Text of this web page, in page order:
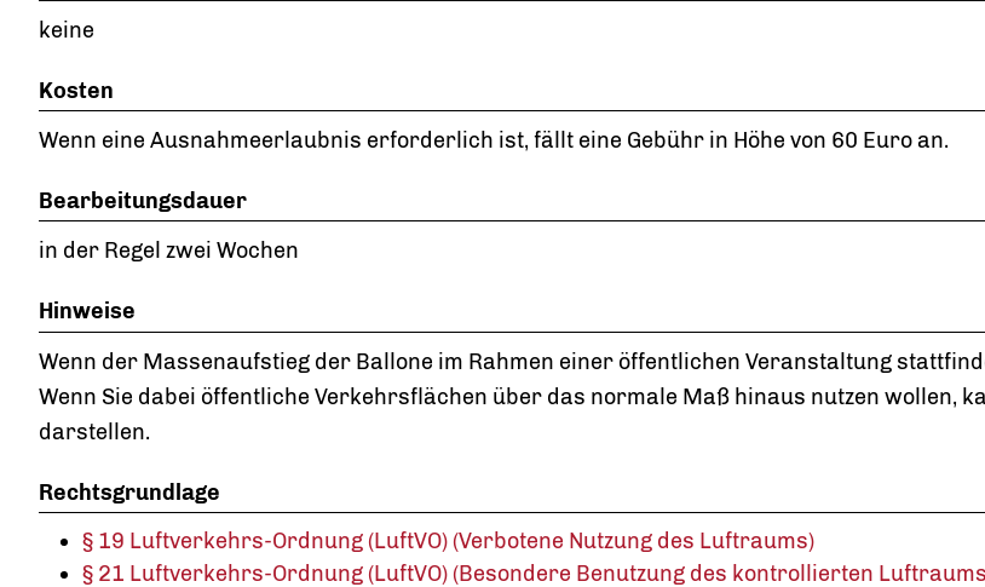
keine
Kosten
Wenn eine Ausnahmeerlaubnis erforderlich ist, fällt eine Gebühr in Höhe von 60 Euro an.
Bearbeitungsdauer
in der Regel zwei Wochen
Hinweise
Wenn der Massenaufstieg der Ballone im Rahmen einer öffentlichen Veranstaltung
Wenn Sie dabei öffentliche Verkehrsfl ächen über das normale Maß hinaus nutzen wollen,
darstellen.
Rechtsgrundlage
§ 19 Luftverkehrs-Ordnung (LuftVO) (Verbotene Nutzung des Luftraums)
§ 21 Luftverkehrs-Ordnung (LuftVO) (Besondere Benutzung des kontrollierten